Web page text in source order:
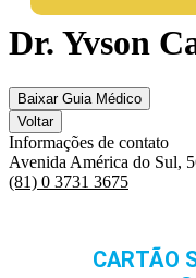
Dr. Yvson
Baixar Guia Médico
Voltar
Informações de contato
Avenida América do Sul,
(81) 0 3731 3675
CARTÃO